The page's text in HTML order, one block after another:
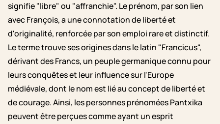
signifie "libre" ou "affranchie". Le prénom, par son lien
avec François, a une connotation de liberté et
d'originalité, renforcée par son emploi rare et distinctif.
Le terme trouve ses origines dans le latin "Francicus",
dérivant des Francs, un peuple germanique connu pour
leurs conquêtes et leur influence sur l'Europe
médiévale, dont le nom est lié au concept de liberté et
de courage. Ainsi, les personnes prénomées Pantxika
peuvent être perçues comme ayant un esprit